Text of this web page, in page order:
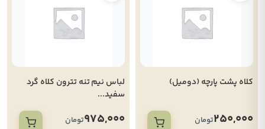
کلاه پشت پارچه (دومیل)
250,000تومان
لباس نیم تنه تترون کلاه گرد
سفید...
975,000تومان